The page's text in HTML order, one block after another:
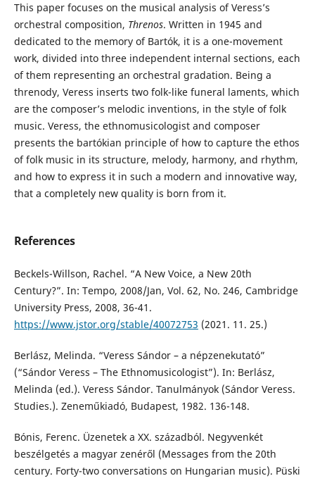
This paper focuses on the musical analysis of Veress’s
orchestral composition, Threnos. Written in 1945 and
dedicated to the memory of Bartók, it is a one-movement
work, divided into three independent internal sections, each
of them representing an orchestral gradation. Being a
threnody, Veress inserts two folk-like funeral laments, which
are the composer’s melodic inventions, in the style of folk
music. Veress, the ethnomusicologist and composer
presents the bartókian principle of how to capture the ethos
of folk music in its structure, melody, harmony, and rhythm,
and how to express it in such a modern and innovative way,
that a completely new quality is born from it.
References
Beckels-Willson, Rachel. “A New Voice, a New 20th
Century?”. In: Tempo, 2008/Jan, Vol. 62, No. 246, Cambridge
University Press, 2008, 36-41.
https://www.jstor.org/stable/40072753 (2021. 11. 25.)
Berlász, Melinda. “Veress Sándor – a népzenekutató”
(“Sándor Veress – The Ethnomusicologist”). In: Berlász,
Melinda (ed.). Veress Sándor. Tanulmányok (Sándor Veress.
Studies.). Zeneműkiadó, Budapest, 1982. 136-148.
Bónis, Ferenc. Üzenetek a XX. századból. Negyvenkét
beszélgetés a magyar zenéről (Messages from the 20th
century. Forty-two conversations on Hungarian music). Püski